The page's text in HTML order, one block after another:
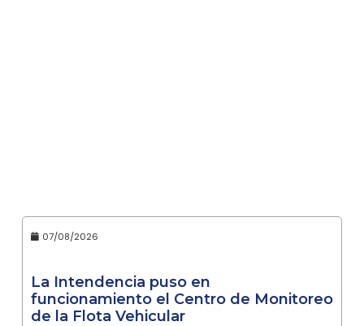
07/08/2026
La Intendencia puso en
funcionamiento el Centro de Monitoreo
de la Flota Vehicular